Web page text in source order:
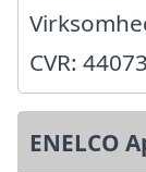
CVR:
ENELCO